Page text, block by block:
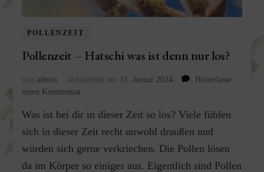
POLLENZEIT
Pollenzeit – Hatschi was ist denn nur los?
von admin aktualisiert am 31. Januar 2024
Hinterlasse
einen Kommentarzu
–
Hatschi
ist
denn
Was ist bei dir in dieser Zeit so los? Viele fühlen
sich in dieser Zeit recht unwohl draußen und
würden sich gerne verkriechen. Die Pollen lösen
da im Körper so einiges aus. Eigentlich sind Pollen